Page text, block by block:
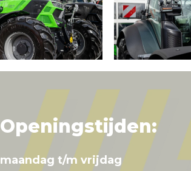
Openingstijden:
maandag t/m vrijdag